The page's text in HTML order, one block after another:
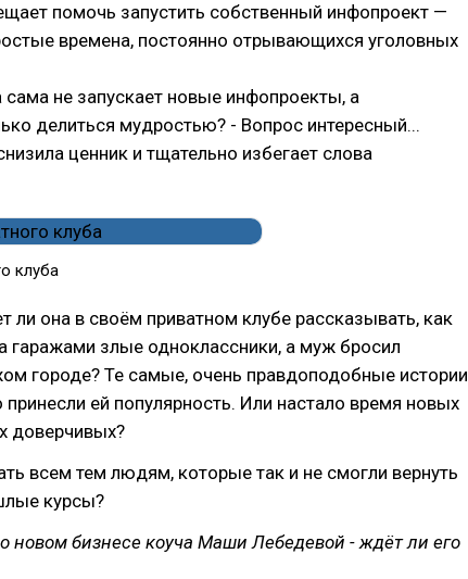
помочь запустить собственный инфопроект —
времена, постоянно отрывающихся уголовных
не запускает новые инфопроекты, а
делиться мудростью? - Вопрос интересный...
ценник и тщательно избегает слова
клуба
ли она в своём приватном клубе рассказывать, как
гаражами злые одноклассники, а муж бросил
городе? Те самые, очень правдоподобные
ей популярность. Или настало время новых
доверчивых?
всем тем людям, которые так и не смогли вернуть
курсы?
новом бизнесе коуча Маши Лебедевой - ждёт ли его